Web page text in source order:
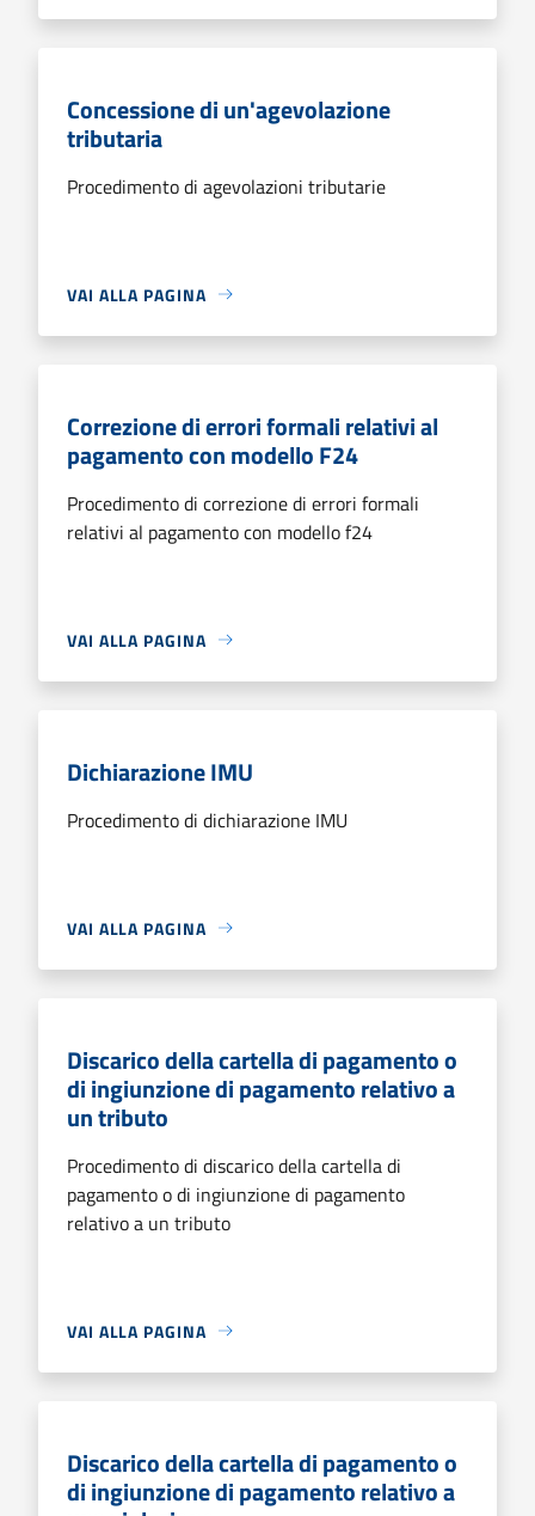
Concessione di un'agevolazione
tributaria
Procedimento di agevolazioni tributarie
VAI ALLA PAGINA
Correzione di errori formali relativi al
pagamento con modello F24
Procedimento di correzione di errori formali
relativi al pagamento con modello f24
VAI ALLA PAGINA
Dichiarazione IMU
Procedimento di dichiarazione IMU
VAI ALLA PAGINA
Discarico della cartella di pagamento o
di ingiunzione di pagamento relativo a
un tributo
Procedimento di discarico della cartella di
pagamento o di ingiunzione di pagamento
relativo a un tributo
VAI ALLA PAGINA
Discarico della cartella di pagamento o
di ingiunzione di pagamento relativo a